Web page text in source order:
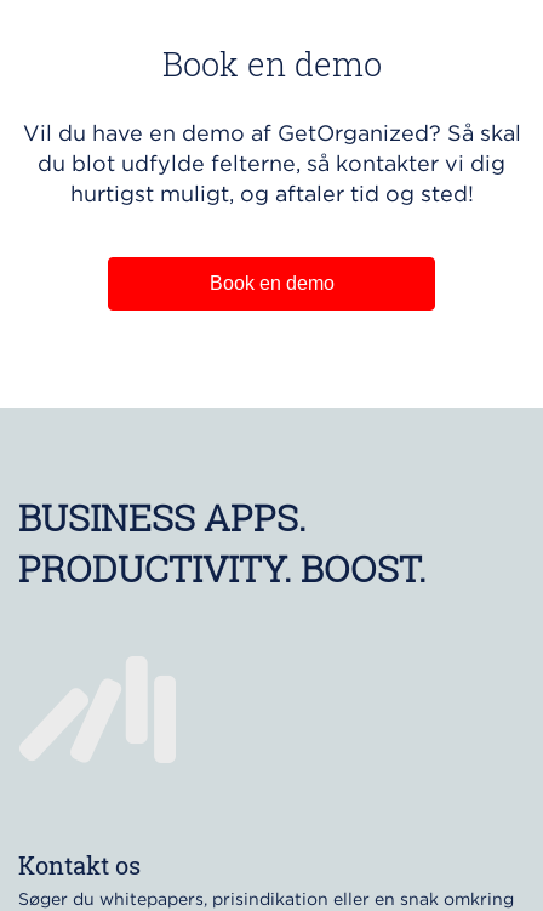
Book en demo
Vil du have en demo af GetOrganized? Så skal
du blot udfylde felterne, så kontakter vi dig
hurtigst muligt, og aftaler tid og sted!
Book en demo
BUSINESS APPS.
PRODUCTIVITY. BOOST.
Kontakt os
Søger du whitepapers, prisindikation eller en snak omkring